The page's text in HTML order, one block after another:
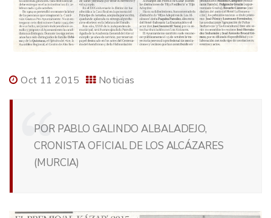
Oct 11 2015 Noticias
POR PABLO GALINDO ALBALADEJO,
CRONISTA OFICIAL DE LOS ALCÁZARES
(MURCIA)